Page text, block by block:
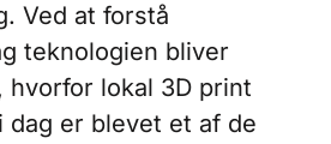
Ved at forstå
teknologien bliver
hvorfor lokal 3D print
dag er blevet et af de